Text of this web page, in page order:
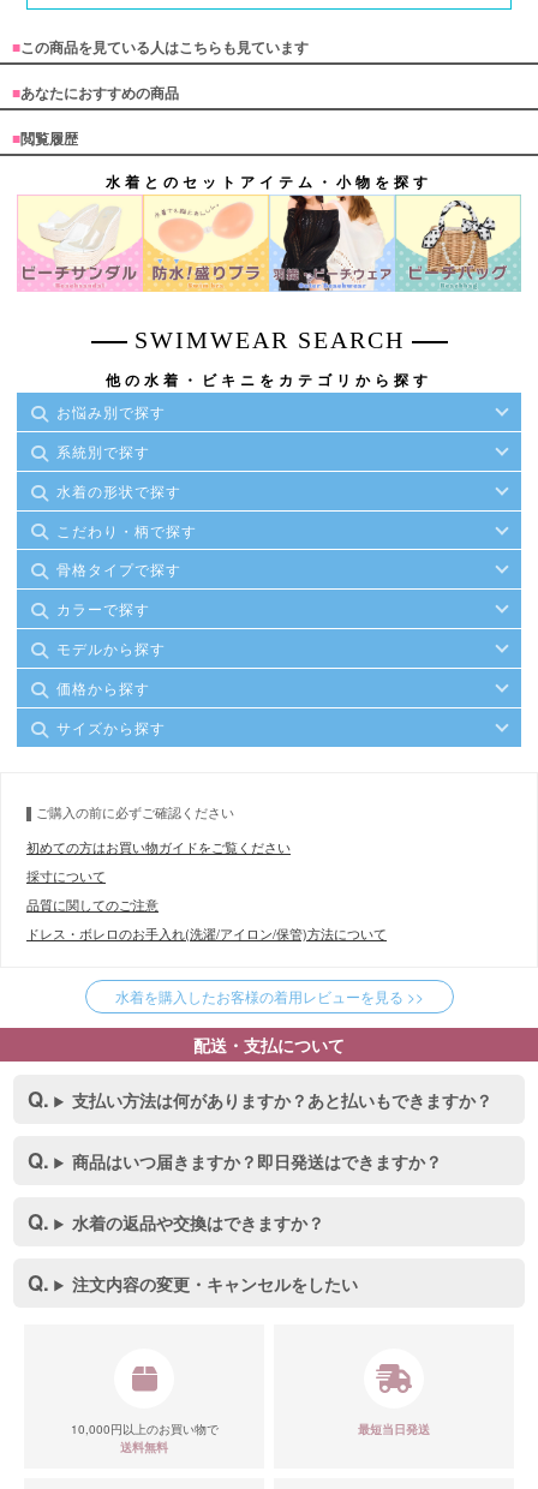
■この商品を見ている人はこちらも見ています
■あなたにおすすめの商品
■閲覧履歴
水着とのセットアイテム・小物を探す
SWIMWEAR SEARCH
他の水着・ビキニをカテゴリから探す
お悩み別で探す
系統別で探す
水着の形状で探す
こだわり・柄で探す
骨格タイプで探す
カラーで探す
モデルから探す
価格から探す
サイズから探す
ご購入の前に必ずご確認ください
初めての方はお買い物ガイドをご覧ください
採寸について
品質に関してのご注意
ドレス・ボレロのお手入れ(洗濯/アイロン/保管)方法について
水着を購入したお客様の着用レビューを見る >>
配送・支払について
支払い方法は何がありますか？あと払いもできますか？
商品はいつ届きますか？即日発送はできますか？
水着の返品や交換はできますか？
注文内容の変更・キャンセルをしたい
10,000円以上のお買い物で
送料無料
最短当日発送